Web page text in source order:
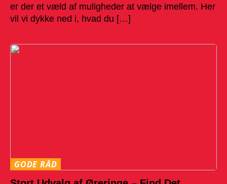
er der et væld af muligheder at vælge imellem. Her
vil vi dykke ned i, hvad du […]
GODE RÅD